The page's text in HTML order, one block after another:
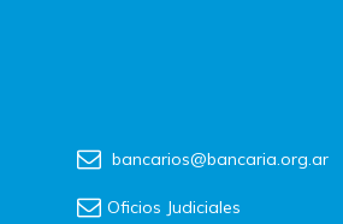
bancarios@bancaria.org.ar
Oficios Judiciales